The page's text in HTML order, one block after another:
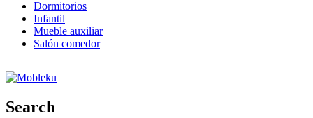
Dormitorios
Infantil
Mueble auxiliar
Salón comedor
Search